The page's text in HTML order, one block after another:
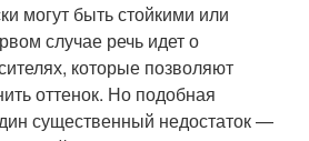
могут быть стойкими или
случае речь идет о
которые позволяют
оттенок. Но подобная
существенный недостаток —